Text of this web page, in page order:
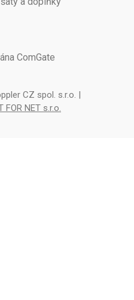
CZ spol. s.r.o. |
FOR NET s.r.o.